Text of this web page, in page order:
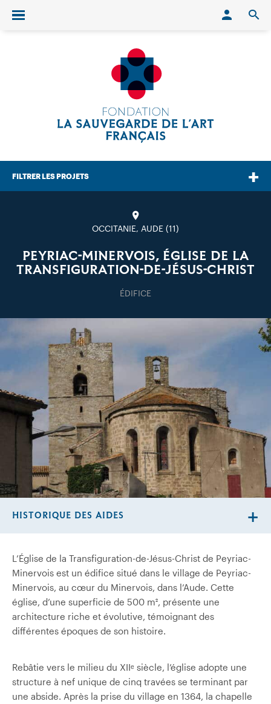
Ouvrir/fermer le menu
FILTRER LES PROJETS
OCCITANIE, AUDE (11)
PEYRIAC-MINERVOIS, ÉGLISE DE LA
TRANSFIGURATION-DE-JÉSUS-CHRIST
ÉDIFICE
L’Église de la Transfiguration-de-Jésus-Christ de Peyriac-
Minervois est un édifice situé dans le village de Peyriac-
Minervois, au cœur du Minervois, dans l’Aude. Cette
église, d’une superficie de 500 m², présente une
architecture riche et évolutive, témoignant des
différentes époques de son histoire.
Rebâtie vers le milieu du XIIᵉ siècle, l’église adopte une
structure à nef unique de cinq travées se terminant par
une abside. Après la prise du village en 1364, la chapelle
HISTORIQUE DES AIDES